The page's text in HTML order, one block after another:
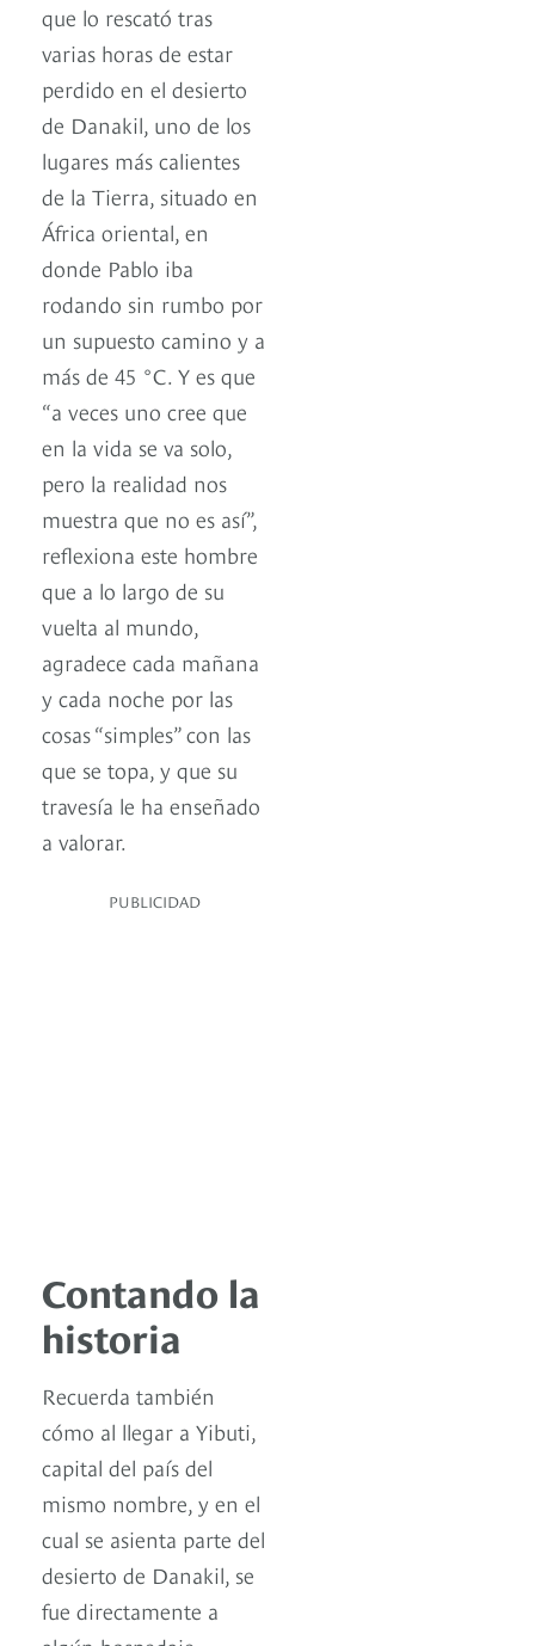
que lo rescató tras
varias horas de estar
perdido en el desierto
de Danakil, uno de los
lugares más calientes
de la Tierra, situado en
África oriental, en
donde Pablo iba
rodando sin rumbo por
un supuesto camino y a
más de 45 °C. Y es que
“a veces uno cree que
en la vida se va solo,
pero la realidad nos
muestra que no es así”,
reflexiona este hombre
que a lo largo de su
vuelta al mundo,
agradece cada mañana
y cada noche por las
cosas “simples” con las
que se topa, y que su
travesía le ha enseñado
a valorar.
PUBLICIDAD
Contando la
historia
Recuerda también
cómo al llegar a Yibuti,
capital del país del
mismo nombre, y en el
cual se asienta parte del
desierto de Danakil, se
fue directamente a